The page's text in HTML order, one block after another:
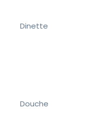
Dinette
Douche